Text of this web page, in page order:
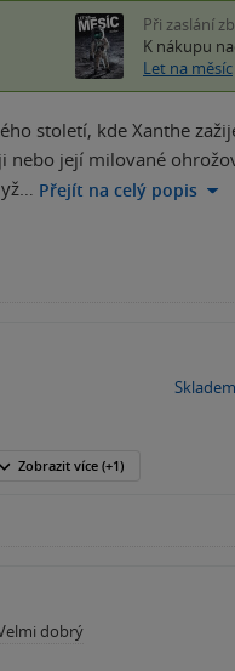
Při zaslání
K nákupu
Let na měsíc
století, kde Xanthe
její milované
Přejít na celý popis
Zobrazit více (+1)
dobrý